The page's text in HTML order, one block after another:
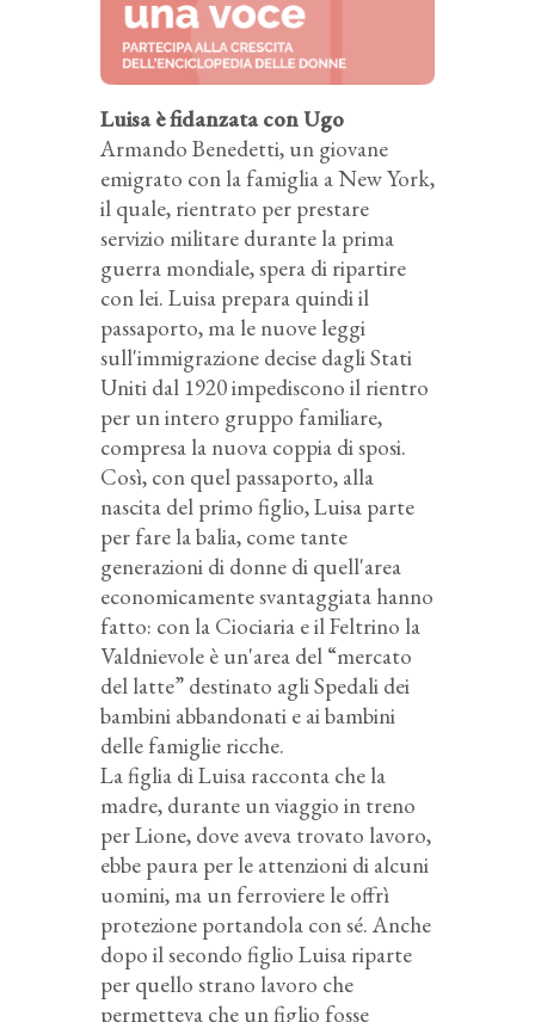
Luisa è fidanzata con Ugo
Armando Benedetti, un giovane
emigrato con la famiglia a New York,
il quale, rientrato per prestare
servizio militare durante la prima
guerra mondiale, spera di ripartire
con lei. Luisa prepara quindi il
passaporto, ma le nuove leggi
sull'immigrazione decise dagli Stati
Uniti dal 1920 impediscono il rientro
per un intero gruppo familiare,
compresa la nuova coppia di sposi.
Così, con quel passaporto, alla
nascita del primo figlio, Luisa parte
per fare la balia, come tante
generazioni di donne di quell'area
economicamente svantaggiata hanno
fatto: con la Ciociaria e il Feltrino la
Valdnievole è un'area del “mercato
del latte” destinato agli Spedali dei
bambini abbandonati e ai bambini
delle famiglie ricche.
La figlia di Luisa racconta che la
madre, durante un viaggio in treno
per Lione, dove aveva trovato lavoro,
ebbe paura per le attenzioni di alcuni
uomini, ma un ferroviere le offrì
protezione portandola con sé. Anche
dopo il secondo figlio Luisa riparte
per quello strano lavoro che
permetteva che un figlio fosse